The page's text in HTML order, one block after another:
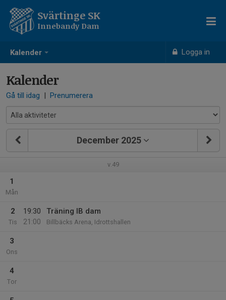
Kalender Logga in
Svärtinge SK
Innebandy Dam
Kalender
Gå till idag | Prenumerera
December 2025
v.49
1
Mån
2
Tis
19:30
21:00
Träning IB dam
Billbäcks Arena, Idrottshallen
3
Ons
4
Tor